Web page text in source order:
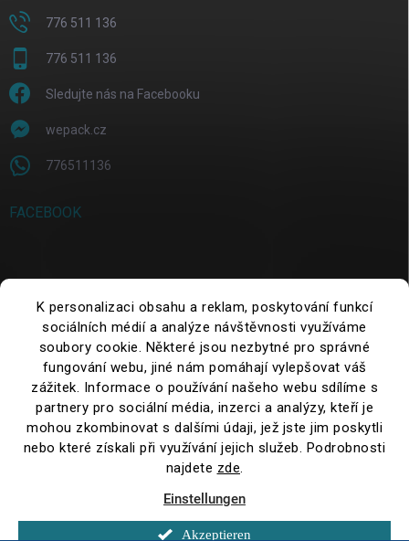
K personalizaci obsahu a reklam, poskytování funkcí
sociálních médií a analýze návštěvnosti využíváme
soubory cookie. Některé jsou nezbytné pro správné
fungování webu, jiné nám pomáhají vylepšovat váš
zážitek. Informace o používání našeho webu sdílíme s
partnery pro sociální média, inzerci a analýzy, kteří je
mohou zkombinovat s dalšími údaji, jež jste jim poskytli
nebo které získali při využívání jejich služeb. Podrobnosti
najdete zde.
Einstellungen
Akzeptieren
Neu: Erhalten Sie KOSTENLOSEN Versand ab 2.500 CZK
776 511 136
776 511 136
Sledujte nás na Facebooku
wepack.cz
776511136
FACEBOOK
Suchen
WePack.cz. Alle Rechte vorbehalten.
Einstellungen ändern